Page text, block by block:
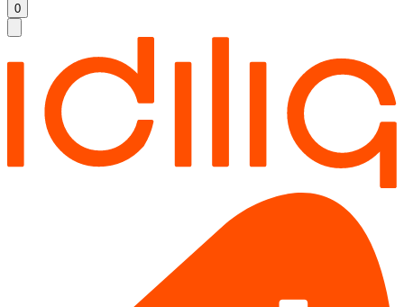
0